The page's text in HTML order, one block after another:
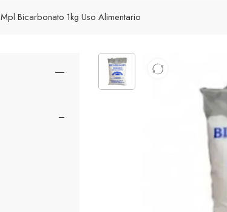
Mpl Bicarbonato 1kg Uso Alimentario